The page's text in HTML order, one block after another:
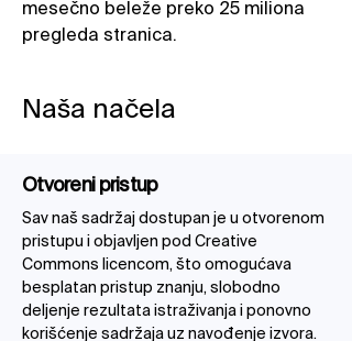
mesečno beleže preko 25 miliona
pregleda stranica.
Naša načela
Otvoreni pristup
Sav naš sadržaj dostupan je u otvorenom
pristupu i objavljen pod Creative
Commons licencom, što omogućava
besplatan pristup znanju, slobodno
deljenje rezultata istraživanja i ponovno
korišćenje sadržaja uz navođenje izvora.